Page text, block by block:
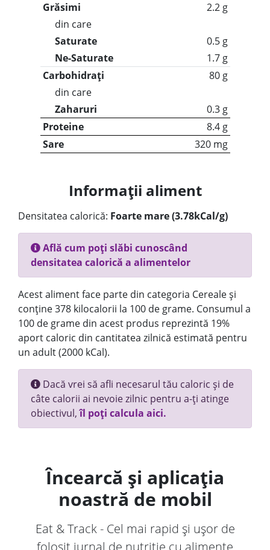
Grăsimi
2.2 g
din care
Saturate
0.5 g
Ne-Saturate
1.7 g
Carbohidrați
80 g
din care
Zaharuri
0.3 g
Proteine
8.4 g
Sare
320 mg
Informații aliment
Densitatea calorică: Foarte mare (3.78kCal/g)
Află cum poți slăbi cunoscând
densitatea calorică a alimentelor
Acest aliment face parte din categoria Cereale și
conține 378 kilocalorii la 100 de grame. Consumul a
100 de grame din acest produs reprezintă 19%
aport caloric din cantitatea zilnică estimată pentru
un adult (2000 kCal).
Dacă vrei să afli necesarul tău caloric și de
câte calorii ai nevoie zilnic pentru a-ți atinge
obiectivul,îl poți calcula aici.
Încearcă și aplicația
noastră de mobil
Eat & Track - Cel mai rapid și ușor de
folosit jurnal de nutriție cu alimente